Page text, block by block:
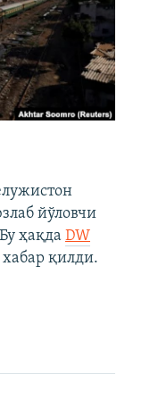
йўловчи
ҳақда DW
хабар қилди.